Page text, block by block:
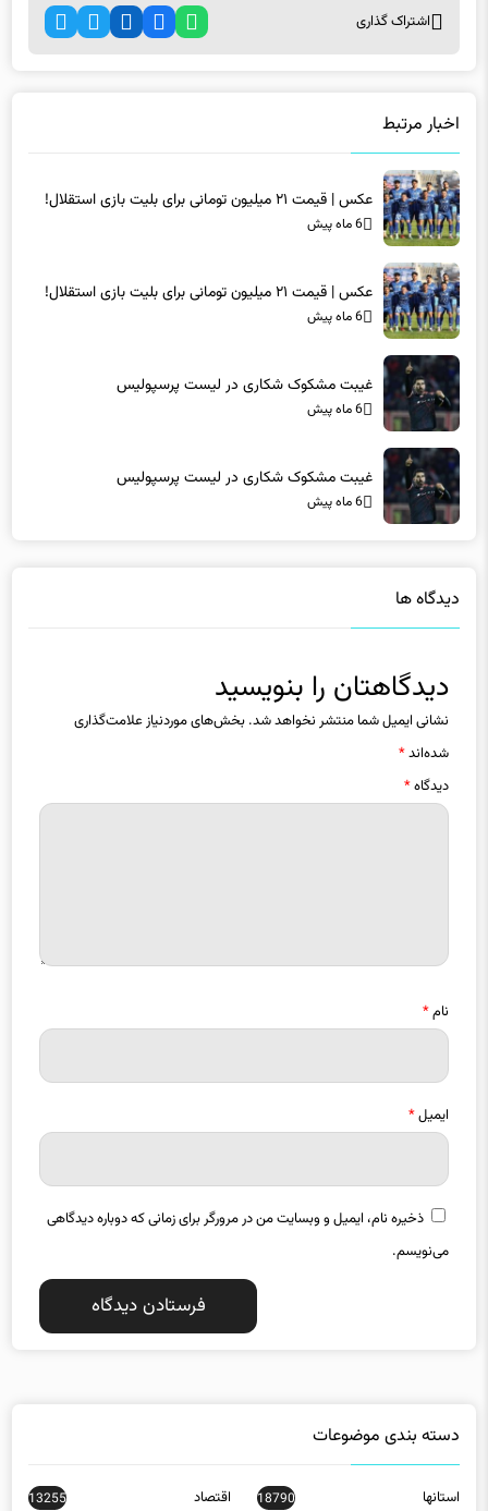
اشتراک گذاری
اخبار مرتبط
عکس | قیمت ۲۱ میلیون تومانی برای بلیت بازی استقلال!
6 ماه پیش
عکس | قیمت ۲۱ میلیون تومانی برای بلیت بازی استقلال!
6 ماه پیش
غیبت مشکوک شکاری در لیست پرسپولیس
6 ماه پیش
غیبت مشکوک شکاری در لیست پرسپولیس
6 ماه پیش
دیدگاه ها
دیدگاهتان را بنویسید
نشانی ایمیل شما منتشر نخواهد شد. بخش‌های موردنیاز علامت‌گذاری
شده‌اند*
دیدگاه*
نام*
ایمیل*
ذخیره نام، ایمیل و وبسایت من در مرورگر برای زمانی که دوباره دیدگاهی
می‌نویسم.
دسته بندی موضوعات
استانها 18790 اقتصاد 13255